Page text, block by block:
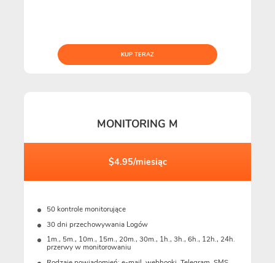
KUP TERAZ
MONITORING M
$4.95/miesiąc
50 kontrole monitorujące
30 dni przechowywania Logów
1m., 5m., 10m., 15m., 20m., 30m., 1h., 3h., 6h., 12h., 24h.
przerwy w monitorowaniu